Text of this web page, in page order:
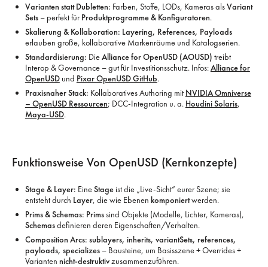
Varianten statt Dubletten: Farben, Stoffe, LODs, Kameras alsVariant
Sets– perfekt für Produktprogramme & Konfiguratoren.
Skalierung & Kollaboration: Layering, References, Payloads
erlauben große, kollaborative Markenräume und Katalogserien.
Standardisierung: DieAlliance for OpenUSD (AOUSD) treibt
Interop & Governance – gut für Investitionsschutz. Infos:Alliance for
OpenUSDund Pixar OpenUSD GitHub.
Praxisnaher Stack: Kollaboratives Authoring mit NVIDIA Omniverse
– OpenUSD Ressourcen; DCC-Integration u. a. Houdini Solaris,
Maya-USD.
Funktionsweise Von OpenUSD (Kernkonzepte)
Stage & Layer: EineStageist die „Live-Sicht“ eurer Szene; sie
entsteht durch Layer, die wie Ebenen komponiertwerden.
Prims & Schemas: Primssind Objekte (Modelle, Lichter, Kameras),
Schemasdefinieren deren Eigenschaften/Verhalten.
Composition Arcs: sublayers, inherits, variantSets, references,
payloads, specializes– Bausteine, um Basisszene + Overrides +
Varianten nicht-destruktivzusammenzuführen.